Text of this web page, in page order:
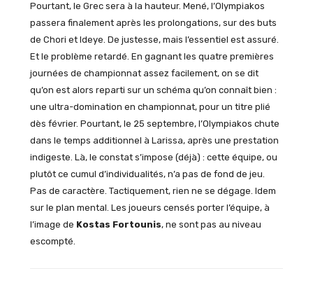
Pourtant, le Grec sera à la hauteur. Mené, l’Olympiakos
passera finalement après les prolongations, sur des buts
de Chori et Ideye. De justesse, mais l’essentiel est assuré.
Et le problème retardé. En gagnant les quatre premières
journées de championnat assez facilement, on se dit
qu’on est alors reparti sur un schéma qu’on connaît bien :
une ultra-domination en championnat, pour un titre plié
dès février. Pourtant, le 25 septembre, l’Olympiakos chute
dans le temps additionnel à Larissa, après une prestation
indigeste. Là, le constat s’impose (déjà) : cette équipe, ou
plutôt ce cumul d’individualités, n’a pas de fond de jeu.
Pas de caractère. Tactiquement, rien ne se dégage. Idem
sur le plan mental. Les joueurs censés porter l’équipe, à
l’image de Kostas Fortounis, ne sont pas au niveau
escompté.